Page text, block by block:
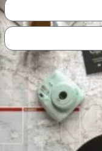
לקצת טבע
בחיק הטבע